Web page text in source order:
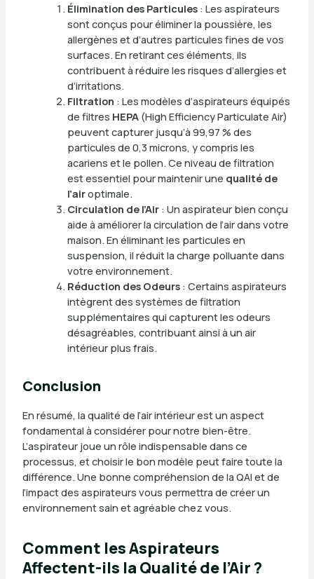
Élimination des Particules: Les aspirateurs
sont conçus pour éliminer la poussière, les
allergènes et d’autres particules fines de vos
surfaces. En retirant ces éléments, ils
contribuent à réduire les risques d’allergies et
d’irritations.
Filtration : Les modèles d’aspirateurs équipés
de filtres HEPA(High Efficiency Particulate Air)
peuvent capturer jusqu’à 99,97 % des
particules de 0,3 microns, y compris les
acariens et le pollen. Ce niveau de filtration
est essentiel pour maintenir une qualité de
l’airoptimale.
Circulation de l’Air: Un aspirateur bien conçu
aide à améliorer la circulation de l’air dans votre
maison. En éliminant les particules en
suspension, il réduit la charge polluante dans
votre environnement.
Réduction des Odeurs: Certains aspirateurs
intègrent des systèmes de filtration
supplémentaires qui capturent les odeurs
désagréables, contribuant ainsi à un air
intérieur plus frais.
Conclusion
En résumé, la qualité de l’air intérieur est un aspect
fondamental à considérer pour notre bien-être.
L’aspirateur joue un rôle indispensable dans ce
processus, et choisir le bon modèle peut faire toute la
différence. Une bonne compréhension de la QAI et de
l’impact des aspirateurs vous permettra de créer un
environnement sain et agréable chez vous.
Comment les Aspirateurs
Affectent-ils la Qualité de l’Air ?